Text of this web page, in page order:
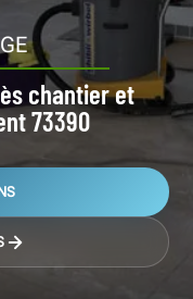
chantier et
73390